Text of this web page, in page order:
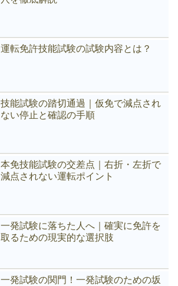
運転免許技能試験の試験内容とは？
技能試験の踏切通過｜仮免で減点され
ない停止と確認の手順
本免技能試験の交差点｜右折・左折で
減点されない運転ポイント
一発試験に落ちた人へ｜確実に免許を
取るための現実的な選択肢
一発試験の関門！一発試験のための坂